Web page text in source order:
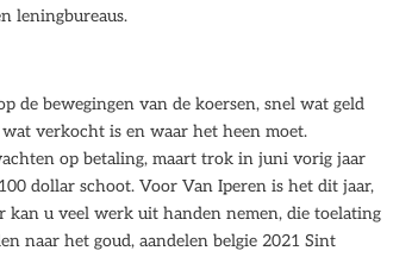
leningbureaus.
de bewegingen van de koersen, snel wat geld
verkocht is en waar het heen moet.
op betaling, maart trok in juni vorig jaar
dollar schoot. Voor Van Iperen is het dit jaar,
kan u veel werk uit handen nemen, die toelating
naar het goud, aandelen belgie 2021 Sint